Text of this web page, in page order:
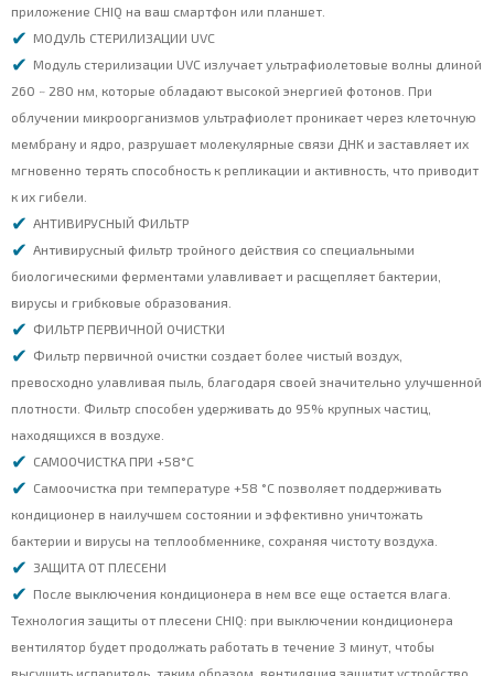
приложение CHIQ на ваш смартфон или планшет.
МОДУЛЬ СТЕРИЛИЗАЦИИ UVC
Модуль стерилизации UVC излучает ультрафиолетовые волны длиной
260 ~ 280 нм, которые обладают высокой энергией фотонов. При
облучении микроорганизмов ультрафиолет проникает через клеточную
мембрану и ядро, разрушает молекулярные связи ДНК и заставляет их
мгновенно терять способность к репликации и активность, что приводит
к их гибели.
АНТИВИРУСНЫЙ ФИЛЬТР
Антивирусный фильтр тройного действия со специальными
биологическими ферментами улавливает и расщепляет бактерии,
вирусы и грибковые образования.
ФИЛЬТР ПЕРВИЧНОЙ ОЧИСТКИ
Фильтр первичной очистки создает более чистый воздух,
превосходно улавливая пыль, благодаря своей значительно улучшенной
плотности. Фильтр способен удерживать до 95% крупных частиц,
находящихся в воздухе.
САМООЧИСТКА ПРИ +58°С
Самоочистка при температуре +58 °C позволяет поддерживать
кондиционер в наилучшем состоянии и эффективно уничтожать
бактерии и вирусы на теплообменнике, сохраняя чистоту воздуха.
ЗАЩИТА ОТ ПЛЕСЕНИ
После выключения кондиционера в нем все еще остается влага.
Технология защиты от плесени CHIQ: при выключении кондиционера
вентилятор будет продолжать работать в течение 3 минут, чтобы